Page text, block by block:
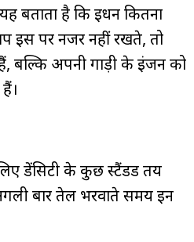
बताता है कि ईधन कितना
इस पर नजर नहीं रखते, तो
बल्कि अपनी गाड़ी के इंजन को
डेंसिटी के कुछ स्टैंडर्ड तय
बार तेल भरवाते समय इन